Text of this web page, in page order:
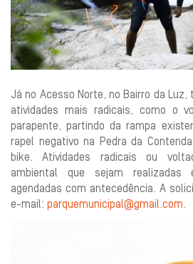
Já no Acesso Norte, no Bairro da Luz,
atividades mais radicais, como o
parapente, partindo da rampa
rapel negativo na Pedra da
bike. Atividades radicais ou
ambiental que sejam realizadas
agendadas com antecedência. A
e-mail: parquemunicipal@gmail.com.